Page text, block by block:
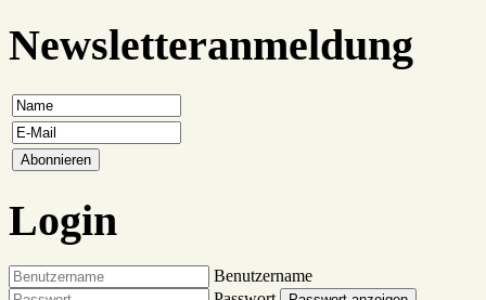
Newsletteranmeldung
Login
Benutzername